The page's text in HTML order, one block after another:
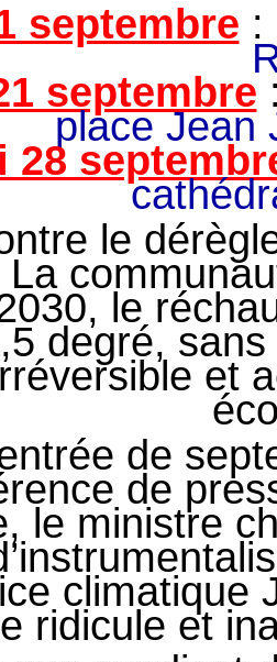
septembre :
septembre
place Jean
28
le
le
degré,
et
de
de
le ministre
climatique
ridicule et